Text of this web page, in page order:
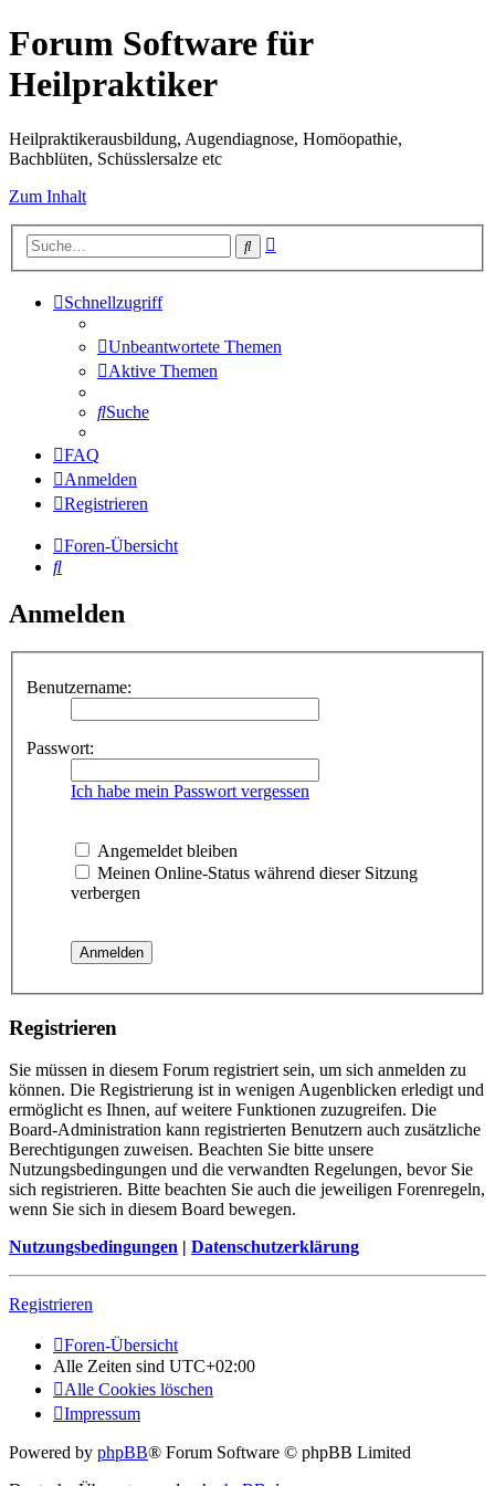
Forum Software für
Heilpraktiker
Heilpraktikerausbildung, Augendiagnose, Homöopathie,
Bachblüten, Schüsslersalze etc
Zum Inhalt
Suche
Schnellzugriff
Unbeantwortete Themen
Aktive Themen
Suche
FAQ
Anmelden
Registrieren
Foren-Übersicht
Suche
Anmelden
Benutzername:
Passwort:
Ich habe mein Passwort vergessen
Angemeldet bleiben
Meinen Online-Status während dieser Sitzung
verbergen
Registrieren
Sie müssen in diesem Forum registriert sein, um sich anmelden zu
können. Die Registrierung ist in wenigen Augenblicken erledigt und
ermöglicht es Ihnen, auf weitere Funktionen zuzugreifen. Die
Board-Administration kann registrierten Benutzern auch zusätzliche
Berechtigungen zuweisen. Beachten Sie bitte unsere
Nutzungsbedingungen und die verwandten Regelungen, bevor Sie
sich registrieren. Bitte beachten Sie auch die jeweiligen Forenregeln,
wenn Sie sich in diesem Board bewegen.
Nutzungsbedingungen | Datenschutzerklärung
Registrieren
Foren-Übersicht
Alle Zeiten sind UTC+02:00
Alle Cookies löschen
Impressum
Powered by phpBB® Forum Software © phpBB Limited